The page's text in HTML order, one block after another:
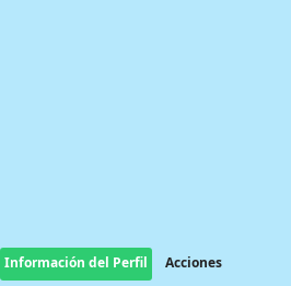
Información del Perfil Acciones